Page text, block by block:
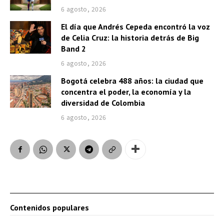
6 agosto, 2026
El día que Andrés Cepeda encontró la voz
de Celia Cruz: la historia detrás de Big
Band 2
6 agosto, 2026
Bogotá celebra 488 años: la ciudad que
concentra el poder, la economía y la
diversidad de Colombia
6 agosto, 2026
Contenidos populares